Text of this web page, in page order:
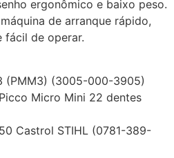
ergonômico e baixo peso.
de arranque rápido,
fácil de operar.
(PMM3) (3005-000-3905)
Micro Mini 22 dentes
Castrol STIHL (0781-389-